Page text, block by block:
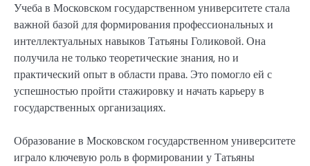
Учеба в Московском государственном университете стала
важной базой для формирования профессиональных и
интеллектуальных навыков Татьяны Голиковой. Она
получила не только теоретические знания, но и
практический опыт в области права. Это помогло ей с
успешностью пройти стажировку и начать карьеру в
государственных организациях.
Образование в Московском государственном университете
играло ключевую роль в формировании у Татьяны